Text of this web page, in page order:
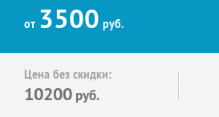
от 3500 руб.
Цена без скидки:
10200 руб.